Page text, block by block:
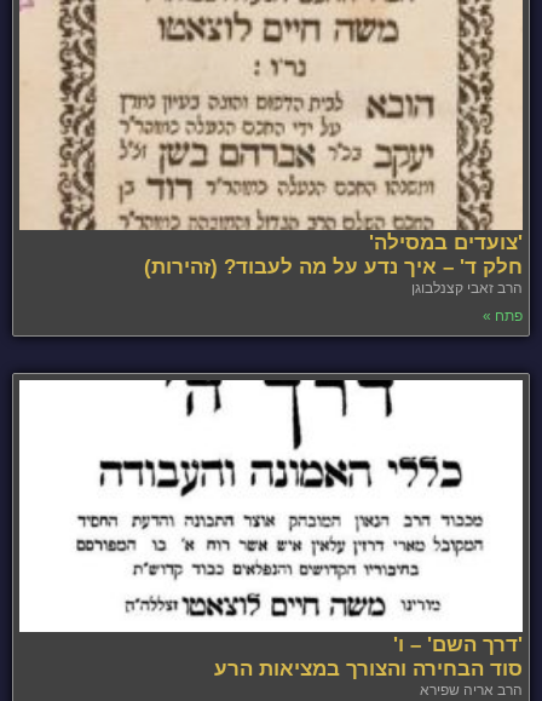
'צועדים במסילה'
חלק ד' – איך נדע על מה לעבוד? (זהירות)
הרב זאבי קצנלבוגן
פתח »
'דרך השם' – ו'
סוד הבחירה והצורך במציאות הרע
הרב אריה שפירא